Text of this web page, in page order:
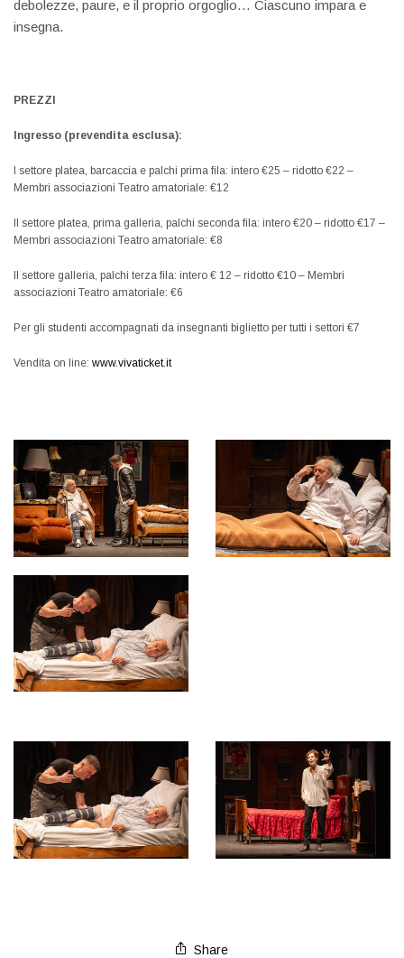
debolezze, paure, e il proprio orgoglio… Ciascuno impara e
insegna.
PREZZI
Ingresso (prevendita esclusa):
I settore platea, barcaccia e palchi prima fila: intero €25 – ridotto €22 –
Membri associazioni Teatro amatoriale: €12
II settore platea, prima galleria, palchi seconda fila: intero €20 – ridotto €17 –
Membri associazioni Teatro amatoriale: €8
II settore galleria, palchi terza fila: intero € 12 – ridotto €10 – Membri
associazioni Teatro amatoriale: €6
Per gli studenti accompagnati da insegnanti biglietto per tutti i settori €7
Vendita on line:www.vivaticket.it
Share